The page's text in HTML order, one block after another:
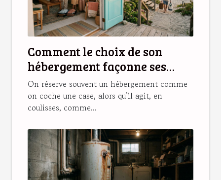
Comment le choix de son
hébergement façonne ses
souvenirs de vacances
On réserve souvent un hébergement comme
on coche une case, alors qu’il agit, en
coulisses, comme...